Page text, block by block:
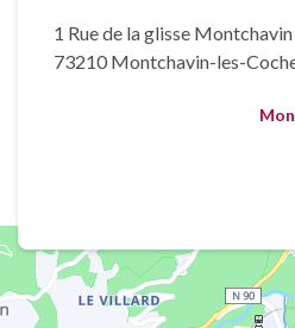
1 Rue de la glisse Montchavin
73210 Montchavin-les-